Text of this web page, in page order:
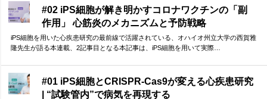
#02 iPS細胞が解き明かすコロナワクチンの「副
作用」 心筋炎のメカニズムと予防戦略
iPS細胞を用いた心疾患研究の最前線で活躍されている、オハイオ州立大学の西賀雅
隆先生が語る本連載、2記事目となる本記事は、iPS細胞を用いて実際…
#01 iPS細胞とCRISPR-Cas9が変える心疾患研究
| “試験管内”で病気を再現する